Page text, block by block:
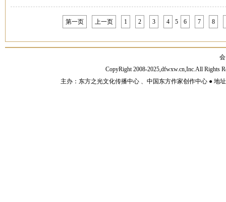
第一页 上一页 1 2 3 4 5 6 7 8
CopyRight 2008-2025,dfwxw.cn,Inc.All Rights
主办：东方之光文化传播中心 、中国东方作家创作中心 ● 地